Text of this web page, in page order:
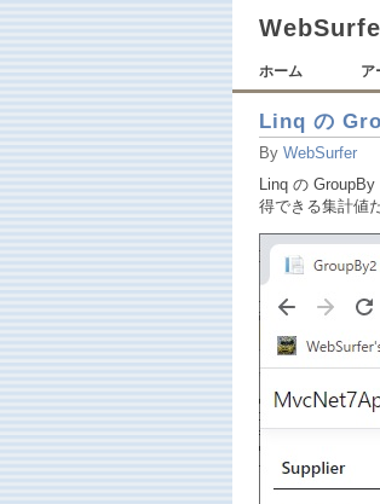
ホーム ア
Linq の
By WebSurfer
Linq の
得できる集計値